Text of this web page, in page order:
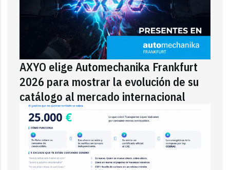
AXYO elige Automechanika Frankfurt
2026 para mostrar la evolución de su
catálogo al mercado internacional